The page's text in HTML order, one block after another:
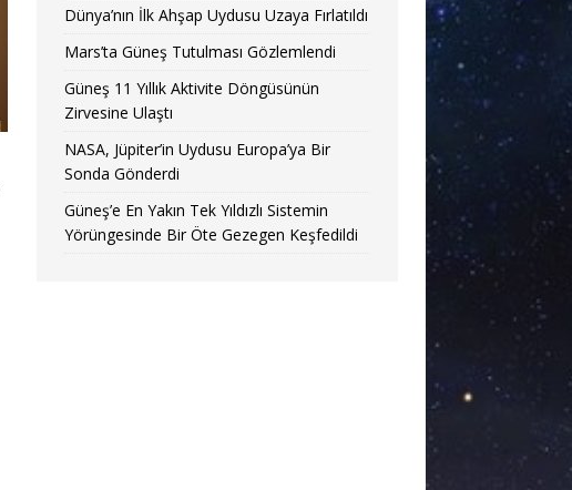
Dünya’nın İlk Ahşap Uydusu Uzaya Fırlatıldı
Mars’ta Güneş Tutulması Gözlemlendi
Güneş 11 Yıllık Aktivite Döngüsünün
Zirvesine Ulaştı
NASA, Jüpiter’in Uydusu Europa’ya Bir
Sonda Gönderdi
Güneş’e En Yakın Tek Yıldızlı Sistemin
Yörüngesinde Bir Öte Gezegen Keşfedildi